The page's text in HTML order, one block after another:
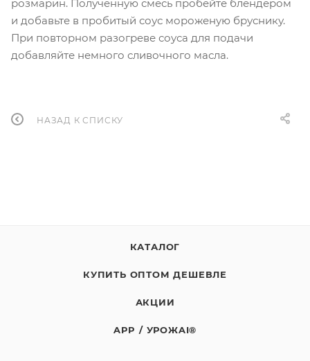
розмарин. Полученную смесь пробейте блендером
и добавьте в пробитый соус мороженую бруснику.
При повторном разогреве соуса для подачи
добавляйте немного сливочного масла.
НАЗАД К СПИСКУ
КАТАЛОГ
КУПИТЬ ОПТОМ ДЕШЕВЛЕ
АКЦИИ
APP / УРОЖAI®